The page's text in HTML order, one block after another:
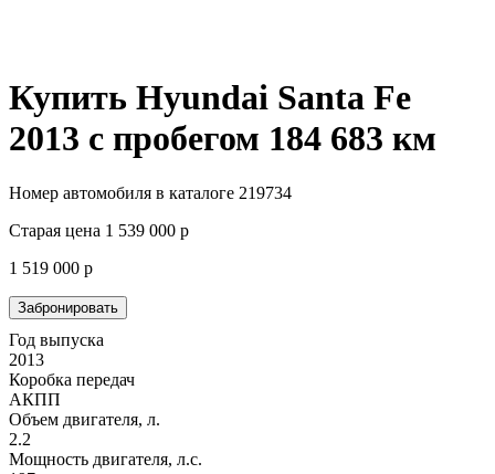
Купить Hyundai Santa Fe
2013 с пробегом 184 683 км
Номер автомобиля в каталоге 219734
Старая цена 1 539 000 р
1 519 000 р
Забронировать
Год выпуска
2013
Коробка передач
АКПП
Объем двигателя, л.
2.2
Мощность двигателя, л.с.